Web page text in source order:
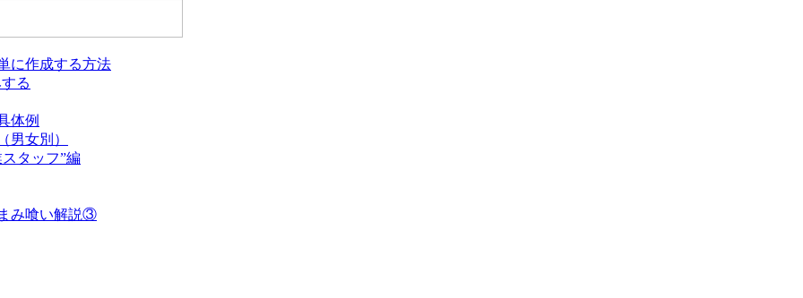
に作成する方法
る
体例
男女別）
タッフ”編
み喰い解説③